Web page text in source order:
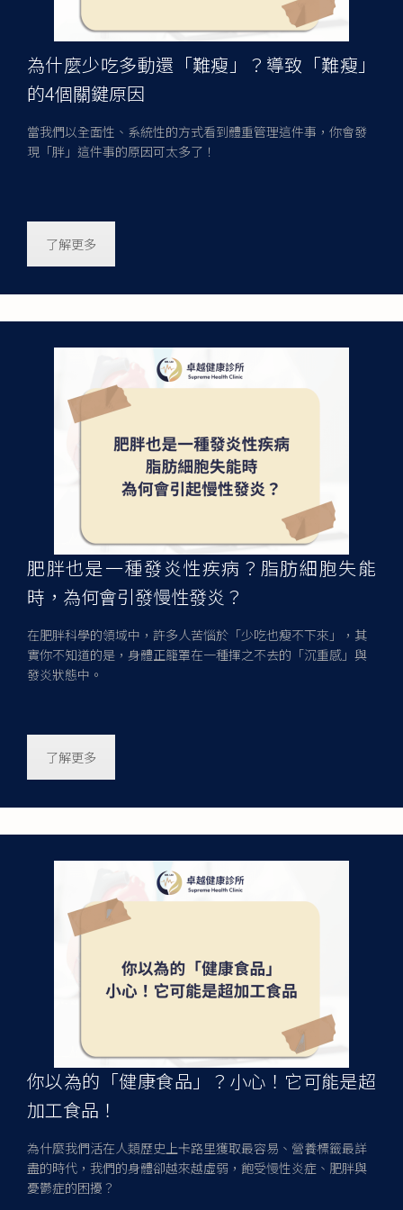
為什麼少吃多動還「難瘦」？導致「難瘦」
的4個關鍵原因
當我們以全面性、系統性的方式看到體重管理這件事，你會發
現「胖」這件事的原因可太多了！
了解更多
肥胖也是一種發炎性疾病？脂肪細胞失能
時，為何會引發慢性發炎？
在肥胖科學的領域中，許多人苦惱於「少吃也瘦不下來」，其
實你不知道的是，身體正籠罩在一種揮之不去的「沉重感」與
發炎狀態中。
了解更多
你以為的「健康食品」？小心！它可能是超
加工食品！
為什麼我們活在人類歷史上卡路里獲取最容易、營養標籤最詳
盡的時代，我們的身體卻越來越虛弱，飽受慢性炎症、肥胖與
憂鬱症的困擾？